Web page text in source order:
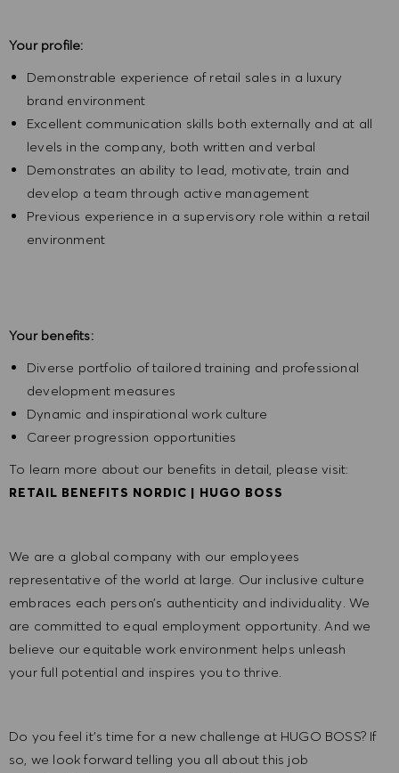
Your profile:
Demonstrable experience of retail sales in a luxury
brand environment
Excellent communication skills both externally and at all
levels in the company, both written and verbal
Demonstrates an ability to lead, motivate, train and
develop a team through active management
Previous experience in a supervisory role within a retail
environment
Your benefits:
Diverse portfolio of tailored training and professional
development measures
Dynamic and inspirational work culture
Career progression opportunities
To learn more about our benefits in detail, please visit:
RETAIL BENEFITS NORDIC | HUGO BOSS
We are a global company with our employees
representative of the world at large. Our inclusive culture
embraces each person’s authenticity and individuality. We
are committed to equal employment opportunity. And we
believe our equitable work environment helps unleash
your full potential and inspires you to thrive.
Do you feel it’s time for a new challenge at HUGO BOSS? If
so, we look forward telling you all about this job